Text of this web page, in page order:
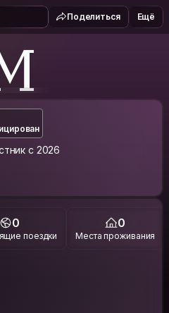
Поделиться Ещё
с 2026
0
поездки
0
Места проживания